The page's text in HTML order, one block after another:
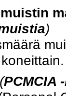
)
(PCMCIA